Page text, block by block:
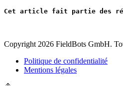
Cet article fait partie des
Copyright 2026 FieldBots GmbH.
Politique de confidentialité
Mentions légales